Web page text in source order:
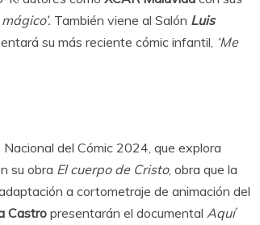
También viene al Salón Luis
su más reciente cómic infantil, ‘Me
Nacional del Cómic 2024, que explora
su obra El cuerpo de Cristo, obra que la
a cortometraje de animación del
Castropresentarán el documental Aquí